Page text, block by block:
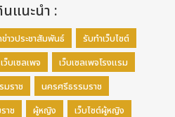
แนะนำ :
าวประชาสัมพันธ์
รับทำเว็บไซต์
เว็บเซลเพจ
เว็บเซลเพจโรงแรม
มราช
นครศรีธรรมราช
าช
ผู้หญิง
เว็บไซต์ผู้หญิง